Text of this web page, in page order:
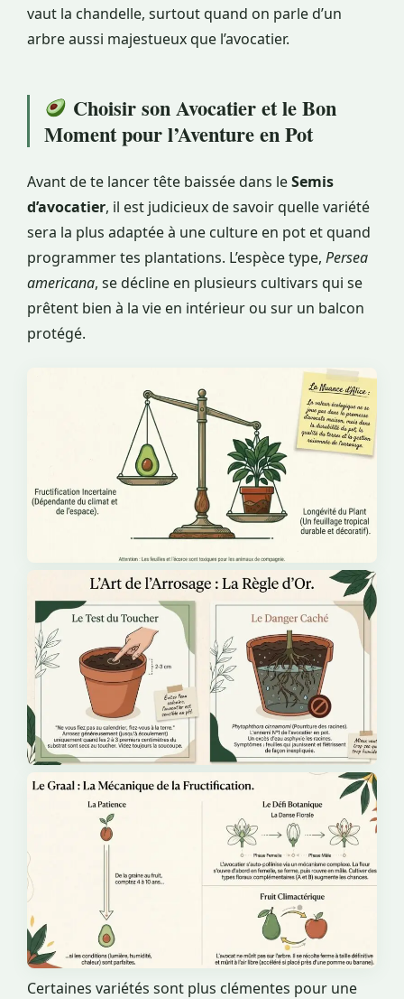
vaut la chandelle, surtout quand on parle d’un
arbre aussi majestueux que l’avocatier.
Choisir son Avocatier et le Bon
Moment pour l’Aventure en Pot
Avant de te lancer tête baissée dans leSemis
d’avocatier, il est judicieux de savoir quelle variété
sera la plus adaptée à une culture en pot et quand
programmer tes plantations. L’espèce type, Persea
americana, se décline en plusieurs cultivars qui se
prêtent bien à la vie en intérieur ou sur un balcon
protégé.
Certaines variétés sont plus clémentes pour une